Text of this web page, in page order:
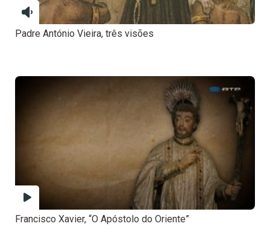
Padre António Vieira, três visões
Francisco Xavier, “O Apóstolo do Oriente”